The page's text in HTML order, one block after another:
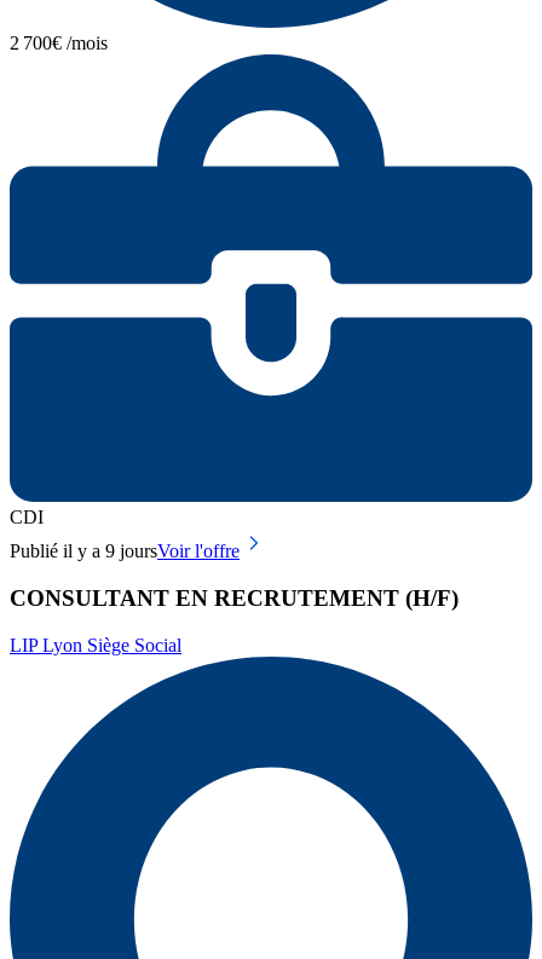
2 700€ /mois
CDI
Publié il y a 9 joursVoir l'offre
CONSULTANT EN RECRUTEMENT (H/F)
LIP Lyon Siège Social